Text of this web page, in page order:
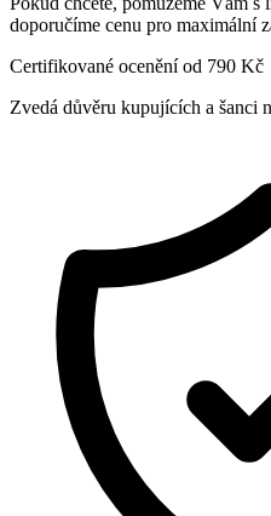
doporučíme cenu pro maximální
Certifikované ocenění od 790 Kč
Zvedá důvěru kupujících a šanci